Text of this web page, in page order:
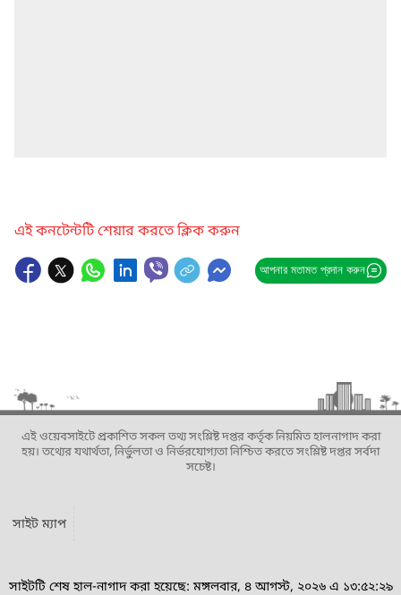
এই কনটেন্টটি শেয়ার করতে ক্লিক করুন
আপনার মতামত প্রদান করুন
এই ওয়েবসাইটে প্রকাশিত সকল তথ্য সংশ্লিষ্ট দপ্তর কর্তৃক নিয়মিত হালনাগাদ করা
হয়। তথ্যের যথার্থতা, নির্ভুলতা ও নির্ভরযোগ্যতা নিশ্চিত করতে সংশ্লিষ্ট দপ্তর সর্বদা
সচেষ্ট।
সাইট ম্যাপ
সাইটটি শেষ হাল-নাগাদ করা হয়েছে: মঙ্গলবার, ৪ আগস্ট, ২০২৬ এ ১৩:৫২:২৯